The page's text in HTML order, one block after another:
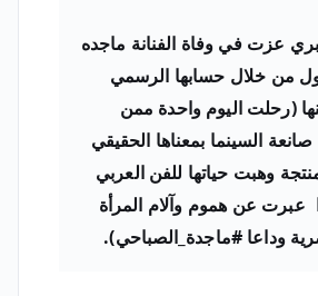
عزت في وفاة الفنانة ماجده
من خلال حسابها الرسمي
(رحلت اليوم واحدة ممن
السينما بمعناها الحقيقي
وهبت حياتها للفن العربي
عبرت عن هموم وآلام المرأة
وداعا #ماجدة_الصباحي).